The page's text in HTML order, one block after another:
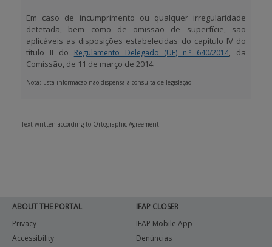
Em caso de incumprimento ou qualquer irregularidade
detetada, bem como de omissão de superfície, são
aplicáveis as disposições estabelecidas do capítulo IV do
título II do
Regulamento Delegado (UE) n.º 640/2014, da
Comissão, de 11 de março de 2014.
Nota: Esta informação não dispensa a consulta de legislação
Text written according to Ortographic Agreement.
ABOUT THE PORTAL
Privacy
Accessibility
IFAP CLOSER
IFAP Mobile App
Denúncias